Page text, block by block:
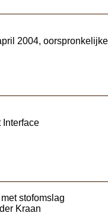
2004,
Interface
stofomslag
Kraan